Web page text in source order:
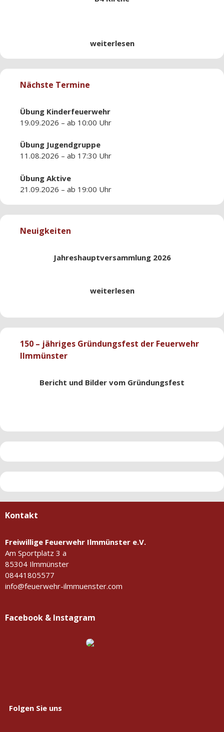
weiterlesen
Nächste Termine
Übung Kinderfeuerwehr
19.09.2026 – ab 10:00 Uhr
Übung Jugendgruppe
11.08.2026 – ab 17:30 Uhr
Übung Aktive
21.09.2026 – ab 19:00 Uhr
Neuigkeiten
Jahreshauptversammlung 2026
weiterlesen
150 – jähriges Gründungsfest der Feuerwehr
Ilmmünster
Bericht und Bilder vom Gründungsfest
Kontakt
Freiwillige Feuerwehr Ilmmünster e.V.
Am Sportplatz 3 a
85304 Ilmmünster
08441805577
info@feuerwehr-ilmmuenster.com
Facebook & Instagram
Folgen Sie uns